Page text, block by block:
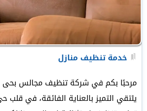
خدمة تنظيف منازل
مرحبًا بكم في شركة تنظيف مجالس بحى
يلتقي التميز بالعناية الفائقة، في